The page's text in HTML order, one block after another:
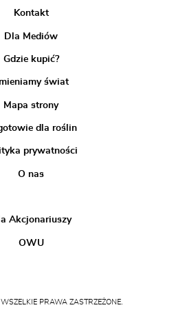
Kontakt
Dla Mediów
Gdzie kupić?
świat
Mapa strony
dla roślin
prywatności
O nas
Akcjonariuszy
OWU
PRAWA ZASTRZEŻONE.